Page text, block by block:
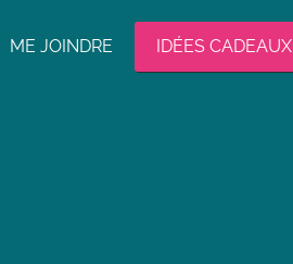
ME JOINDRE IDÉES CADEAUX